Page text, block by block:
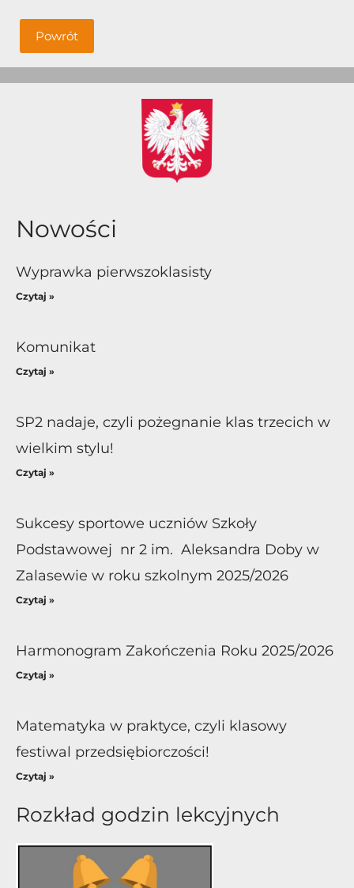
Powrót
Nowości
Wyprawka pierwszoklasisty
Czytaj »
Komunikat
Czytaj »
SP2 nadaje, czyli pożegnanie klas trzecich w
wielkim stylu!
Czytaj »
Sukcesy sportowe uczniów Szkoły
Podstawowej nr 2 im. Aleksandra Doby w
Zalasewie w roku szkolnym 2025/2026
Czytaj »
Harmonogram Zakończenia Roku 2025/2026
Czytaj »
Matematyka w praktyce, czyli klasowy
festiwal przedsiębiorczości!
Czytaj »
Rozkład godzin lekcyjnych